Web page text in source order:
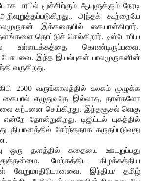
மரபில் மூச்சிற்கும் ஆயுளுக்கும் நேரடி
அந்தக் கூற்றையே
இக்கதையில் கையாள்கிறார்.
தொட்டுச் செல்கிறார். டிஸ்டோபிய
உள்ளடக்கத்தை கொண்டிருப்பவை.
இந்த இயல்புகள் பாலமுருகனின்
வருகிறது.
2500 வருங்காலத்தில் உலகம் முழுக்க
கையால் எழுதுவதே இல்லாத, தாள்களோ
கற்பனை செய்கிறது. இந்தசூசல் வெகு
தோன்றுகிறது. டிஜிட்டல் யுகத்தில்
தியானத்தில் சேர்ந்ததாக கருதப்படுவது
ஒரு தளத்தில் கதையை ஊடறுப்பது
மேற்கத்திய கிழக்கத்திய
வேறுமாதிரியானவை. இந்திய/ தமிழ்